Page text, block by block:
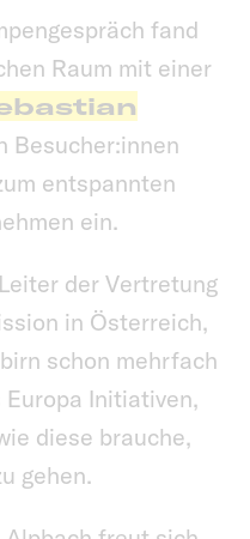
fand
Raum mit einer
Besucher:innen
entspannten
ein.
der Vertretung
in Österreich,
schon mehrfach
Initiativen,
diese brauche,
gehen.